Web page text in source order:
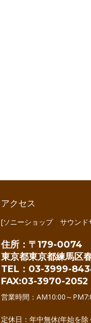
アクセス
[ソニーショップ サウンド
住所：〒179-0074
東京都東京都練馬区
TEL：03-3999-
FAX:03-3970-2052
営業時間：AM10:00～
定休日：年中無休(年始を除